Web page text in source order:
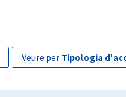
veure per Tipologia